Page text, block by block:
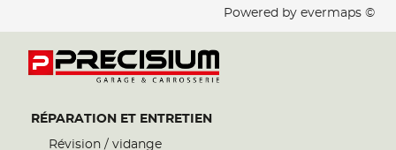
Powered by evermaps ©
RÉPARATION ET ENTRETIEN
Révision / vidange